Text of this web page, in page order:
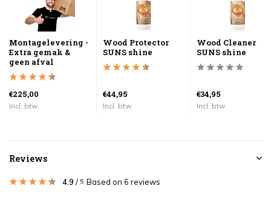
Montagelevering -
Extra gemak &
geen afval
€225,00
Incl. btw
Wood Protector
SUNS shine
€44,95
Incl. btw
Wood Cleaner
SUNS shine
€34,95
Incl. btw
Reviews
4.9 / 5 Based on 6 reviews